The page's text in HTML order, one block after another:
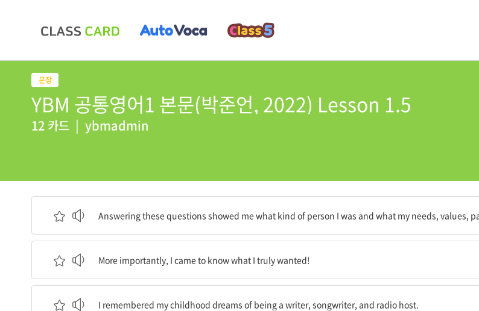
YBM 공통영어1 본문(박준언, 2022) Lesson 1.5
12 카드 | ybmadmin
Answering these questions showed me what kind of person I was and what my needs, values,
More importantly, I came to know what I truly wanted!
I remembered my childhood dreams of being a writer, songwriter, and radio host.